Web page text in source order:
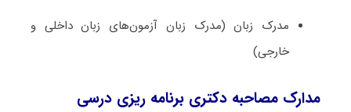
مدرک زبان (مدرک زبان آزمون‌های زبان داخلی و
خارجی)
مدارک مصاحبه دکتری برنامه ‌ریزی درسی